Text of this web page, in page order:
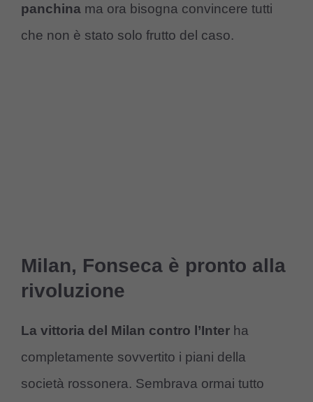
panchina ma ora bisogna convincere tutti
che non è stato solo frutto del caso.
Milan, Fonseca è pronto alla
rivoluzione
La vittoria del Milan contro l’Inter ha
completamente sovvertito i piani della
società rossonera. Sembrava ormai tutto